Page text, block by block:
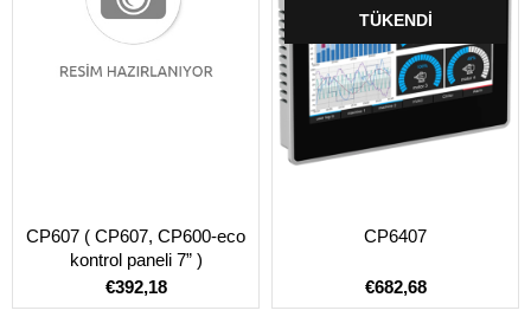
CP607 ( CP607, CP600-eco
kontrol paneli 7” )
€392,18
TÜKENDI
CP6407
€682,68